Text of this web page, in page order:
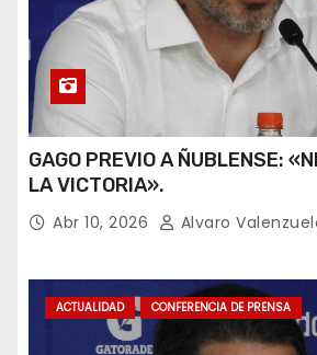
GAGO PREVIO A ÑUBLENSE:
LA VICTORIA».
Abr 10, 2026 Alvaro
ACTUALIDAD CONFERENCIA DE PRENSA